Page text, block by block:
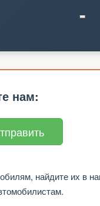
-
нам:
найдите их в